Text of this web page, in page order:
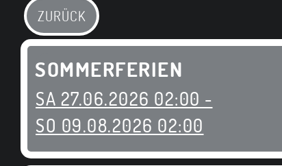
ZURÜCK
SOMMERFERIEN
SA 27.06.2026 02:00 -
SO 09.08.2026 02:00